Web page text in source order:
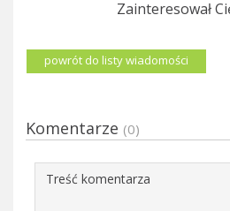
Zainteresował
powrót do listy wiadomości
Komentarze (0)